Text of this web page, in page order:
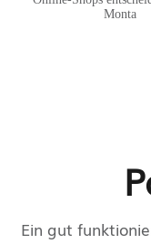
Monta
Ein gut